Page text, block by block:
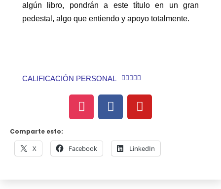
algún libro, pondrán a este título en un gran
pedestal, algo que entiendo y apoyo totalmente.
CALIFICACIÓN PERSONAL     
Comparte esto:
X Facebook LinkedIn